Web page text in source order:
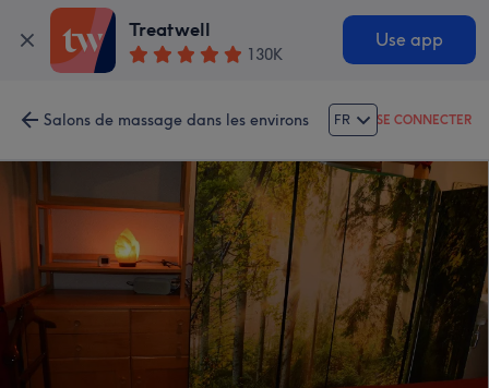
Treatwell
130K
Use app
Salons de massage dans les environs FR SE CONNECTER